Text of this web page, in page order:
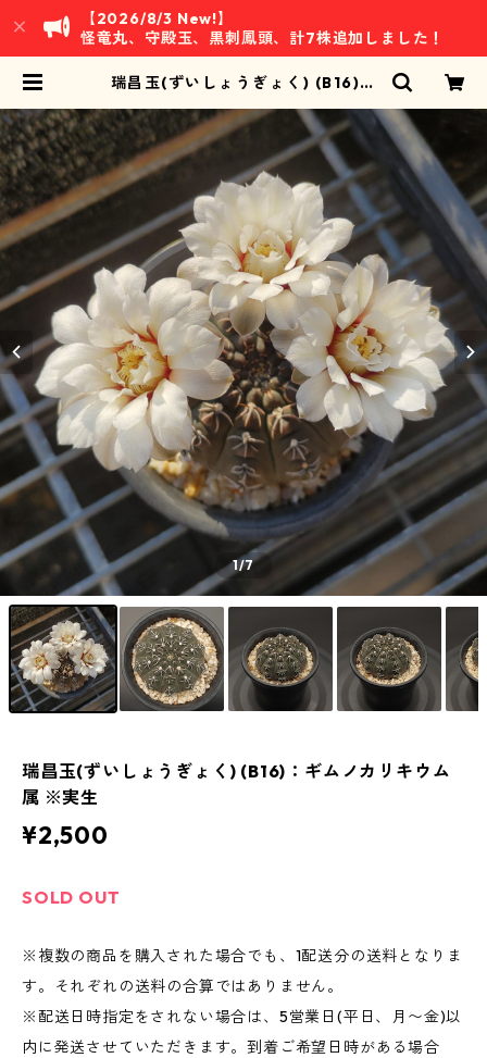
【2026/8/3 New!】
怪竜丸、守殿玉、黒刺鳳頭、計7株追加しました！
瑞昌玉(ずいしょうぎょく) (B16)：
AN RYOKU
1/7
瑞昌玉(ずいしょうぎょく) (B16)：ギムノカリキウム
属 ※実生
¥2,500
SOLD OUT
※複数の商品を購入された場合でも、1配送分の送料となりま
す。それぞれの送料の合算ではありません。
※配送日時指定をされない場合は、5営業日(平日、月〜金)以
内に発送させていただきます。到着ご希望日時がある場合